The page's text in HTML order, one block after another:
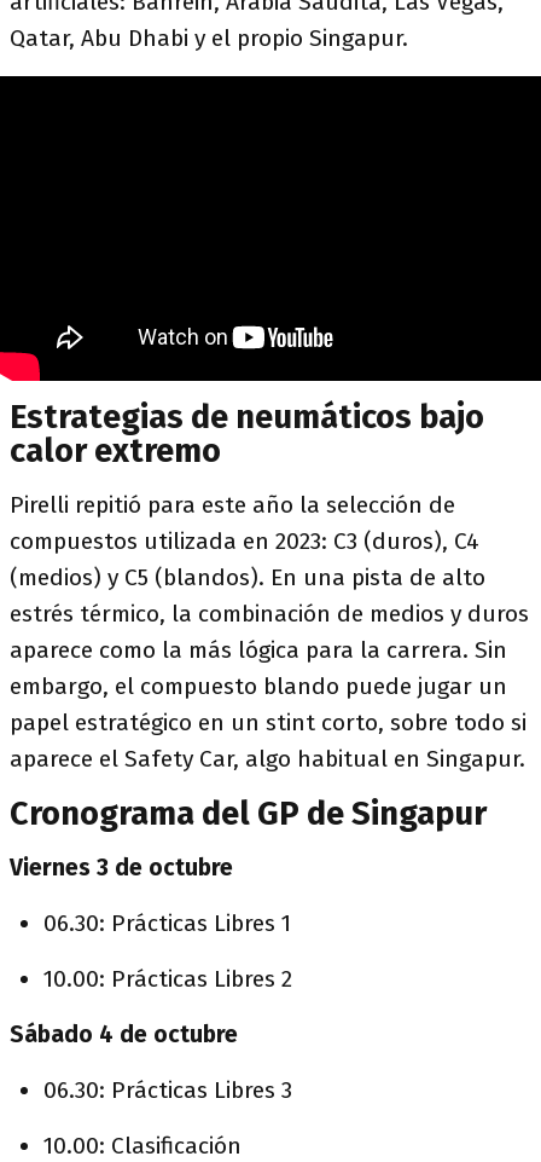
Qatar, Abu Dhabi y el propio Singapur.
Estrategias de neumáticos bajo
calor extremo
Pirelli repitió para este año la selección de
compuestos utilizada en 2023: C3 (duros), C4
(medios) y C5 (blandos). En una pista de alto
estrés térmico, la combinación de medios y duros
aparece como la más lógica para la carrera. Sin
embargo, el compuesto blando puede jugar un
papel estratégico en un stint corto, sobre todo si
aparece el Safety Car, algo habitual en Singapur.
Cronograma del GP de Singapur
Viernes 3 de octubre
06.30: Prácticas Libres 1
10.00: Prácticas Libres 2
Sábado 4 de octubre
06.30: Prácticas Libres 3
10.00: Clasificación